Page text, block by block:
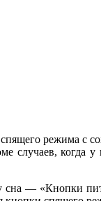
режима с
когда
— «Кнопки